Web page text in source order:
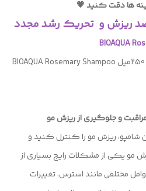
ها دقت کنید 💗
ضد ریزش و تحریک رشد مجدد
BIOAQUA
شامپو رزماری بیوآکوا ضد ریزش 250میل BIOAQUA Rosemary Shampoo
و جلوگیری از ریزش مو
شامپو، ریزش مو را کنترل کنید و
مو یکی از مشکلات رایج بسیاری از
مختلفی مانند استرس، تغییرات